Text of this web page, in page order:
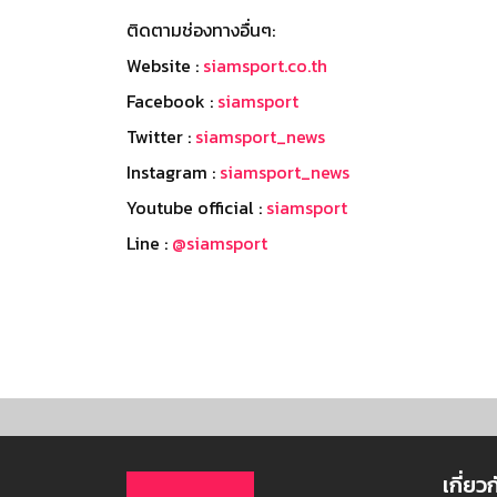
ติดตามช่องทางอื่นๆ:
Website : siamsport.co.th
Facebook : siamsport
Twitter : siamsport_news
Instagram : siamsport_news
Youtube official : siamsport
Line : @siamsport
เกี่ยว